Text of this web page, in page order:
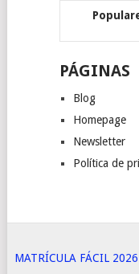
PÁGINAS
Blog
Homepage
Newsletter
Política de
MATRÍCULA FÁCIL 2026